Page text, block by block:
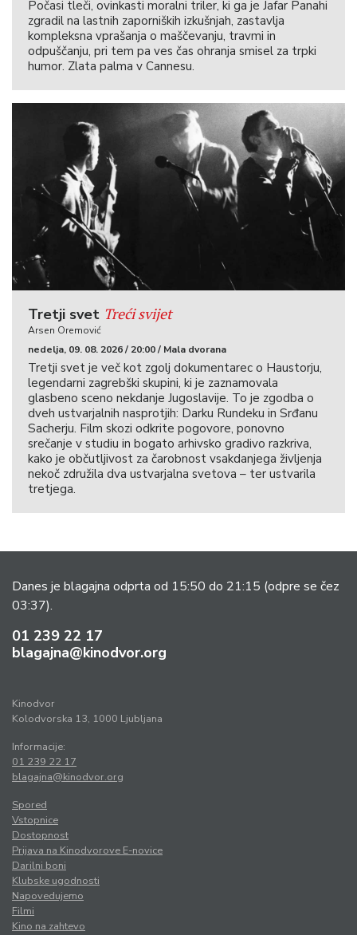
Počasi tleči, ovinkasti moralni triler, ki ga je Jafar Panahi
zgradil na lastnih zaporniških izkušnjah, zastavlja
kompleksna vprašanja o maščevanju, travmi in
odpuščanju, pri tem pa ves čas ohranja smisel za trpki
humor. Zlata palma v Cannesu.
Tretji svet Treći svijet
Arsen Oremović
nedelja, 09. 08. 2026 / 20:00 / Mala dvorana
Tretji svet je več kot zgolj dokumentarec o Haustorju,
legendarni zagrebški skupini, ki je zaznamovala
glasbeno sceno nekdanje Jugoslavije. To je zgodba o
dveh ustvarjalnih nasprotjih: Darku Rundeku in Srđanu
Sacherju. Film skozi odkrite pogovore, ponovno
srečanje v studiu in bogato arhivsko gradivo razkriva,
kako je občutljivost za čarobnost vsakdanjega življenja
nekoč združila dva ustvarjalna svetova – ter ustvarila
tretjega.
Danes je blagajna odprta od 15:50 do 21:15 (odpre se čez
03:37).
01 239 22 17
blagajna@kinodvor.org
Kinodvor
Kolodvorska 13, 1000 Ljubljana
Informacije:
01 239 22 17
blagajna@kinodvor.org
Spored
Vstopnice
Dostopnost
Prijava na Kinodvorove E-novice
Darilni boni
Klubske ugodnosti
Napovedujemo
Filmi
Kino na zahtevo